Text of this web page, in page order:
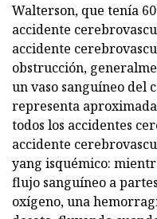
Walterson, que tenía
accidente
accidente
obstrucción,
un vaso sanguíneo del
representa
todos los accidentes
accidente
yang isquémico:
flujo sanguíneo a
oxígeno, una